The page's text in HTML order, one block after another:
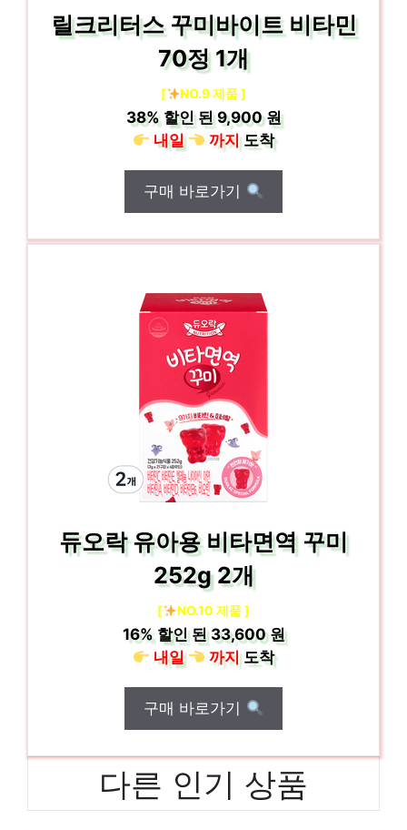
릴크리터스 꾸미바이트 비타민
70정 1개
[ NO.9 제품 ]
38%할인 된9,900 원
내일
까지도착
구매 바로가기
듀오락 유아용 비타면역 꾸미
252g 2개
[ NO.10 제품 ]
16%할인 된33,600 원
내일
까지도착
구매 바로가기
다른 인기 상품
한성컴퓨터TFGQPIPS 당신의 생활을 바꿔줄